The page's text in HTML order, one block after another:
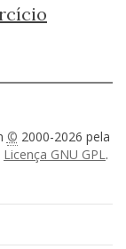
© 2000-2026 pela
Licença GNU GPL.